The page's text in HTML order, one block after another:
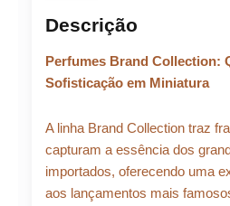
era:
Collection
N°
177/811
Descrição
Perfumes Brand Collection:
Sofisticação em Miniatura
A linha Brand Collection traz
capturam a essência dos
importados, oferecendo uma
aos lançamentos mais